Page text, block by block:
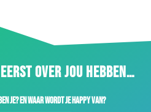
OVER JOU HEBBEN…
je? En waar wordt je happy van?